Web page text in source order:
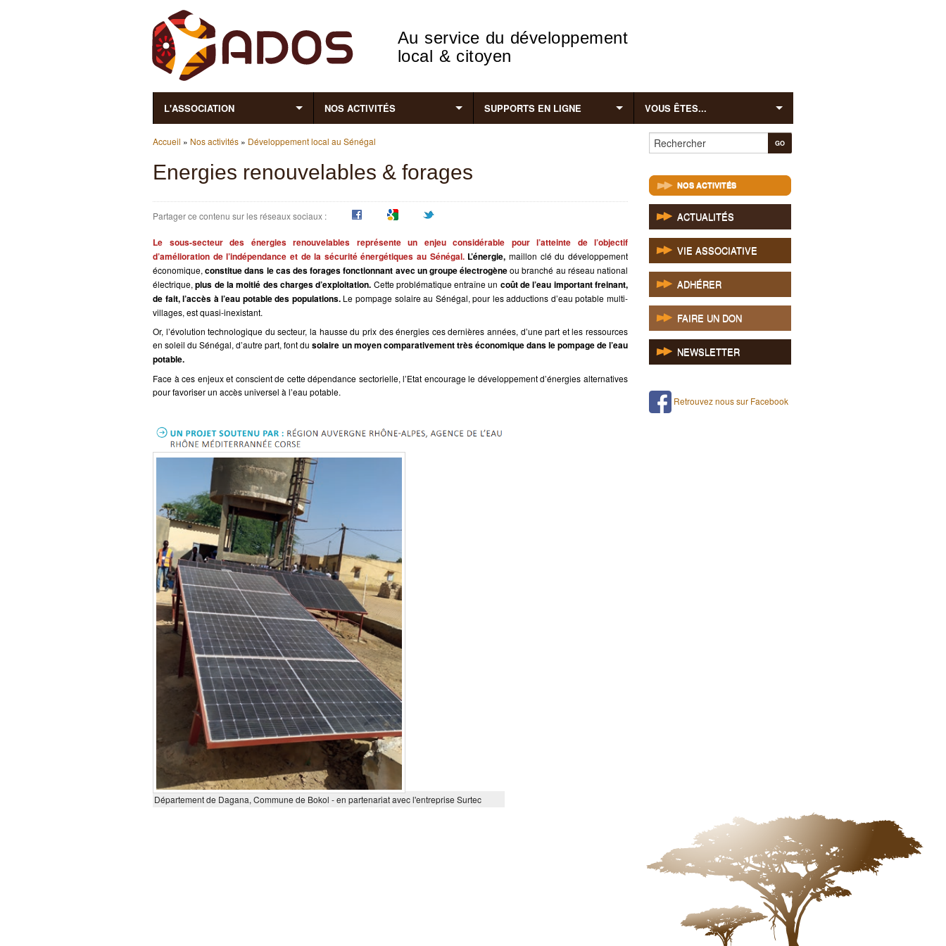
Au service du développement
local & citoyen
L'ASSOCIATION NOS ACTIVITÉS SUPPORTS EN LIGNE VOUS ÊTES...
Vous êtes ici
Accueil » Nos activités » Développement local au Sénégal
Energies renouvelables & forages
Partager ce contenu sur les réseaux sociaux :
Le sous-secteur des énergies renouvelables représente un enjeu considérable pour l’atteinte de l’objectif
d’amélioration de l’indépendance et de la sécurité énergétiques au Sénégal. L’énergie, maillon clé du développement
économique,constitue dans le cas des forages fonctionnant avec un groupe électrogèneou branché au réseau national
électrique,plus de la moitié des charges d’exploitation. Cette problématique entraîne un coût de l’eau important freinant,
de fait, l’accès à l’eau potable des populations.Le pompage solaire au Sénégal, pour les adductions d’eau potable multi-
villages, est quasi-inexistant.
Or, l’évolution technologique du secteur, la hausse du prix des énergies ces dernières années, d’une part et les ressources
en soleil du Sénégal, d’autre part, font dusolaire un moyen comparativement très économique dans le pompage de l’eau
potable.
Face à ces enjeux et conscient de cette dépendance sectorielle, l’Etat encourage le développement d’énergies alternatives
pour favoriser un accès universel à l’eau potable.
Département de Dagana, Commune de Bokol - en partenariat avec l'entreprise Surtec
Rechercher
NOS ACTIVITÉS
ACTUALITÉS
VIE ASSOCIATIVE
ADHÉRER
FAIRE UN DON
NEWSLETTER
Retrouvez nous sur Facebook